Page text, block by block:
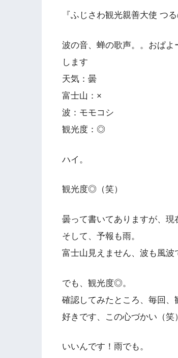
『ふじさわ観光親善大使 つ
波の音、蝉の歌声。。おぱ
します
天気：曇
富士山：×
波：モモコシ
観光度：◎
ハイ。
観光度◎（笑）
曇って書いてありますが、現
そして、予報も雨。
富士山見えません、波も風波
でも、観光度◎。
確認してみたところ、毎回、
好きです、この心づかい（笑）
いいんです！雨でも。